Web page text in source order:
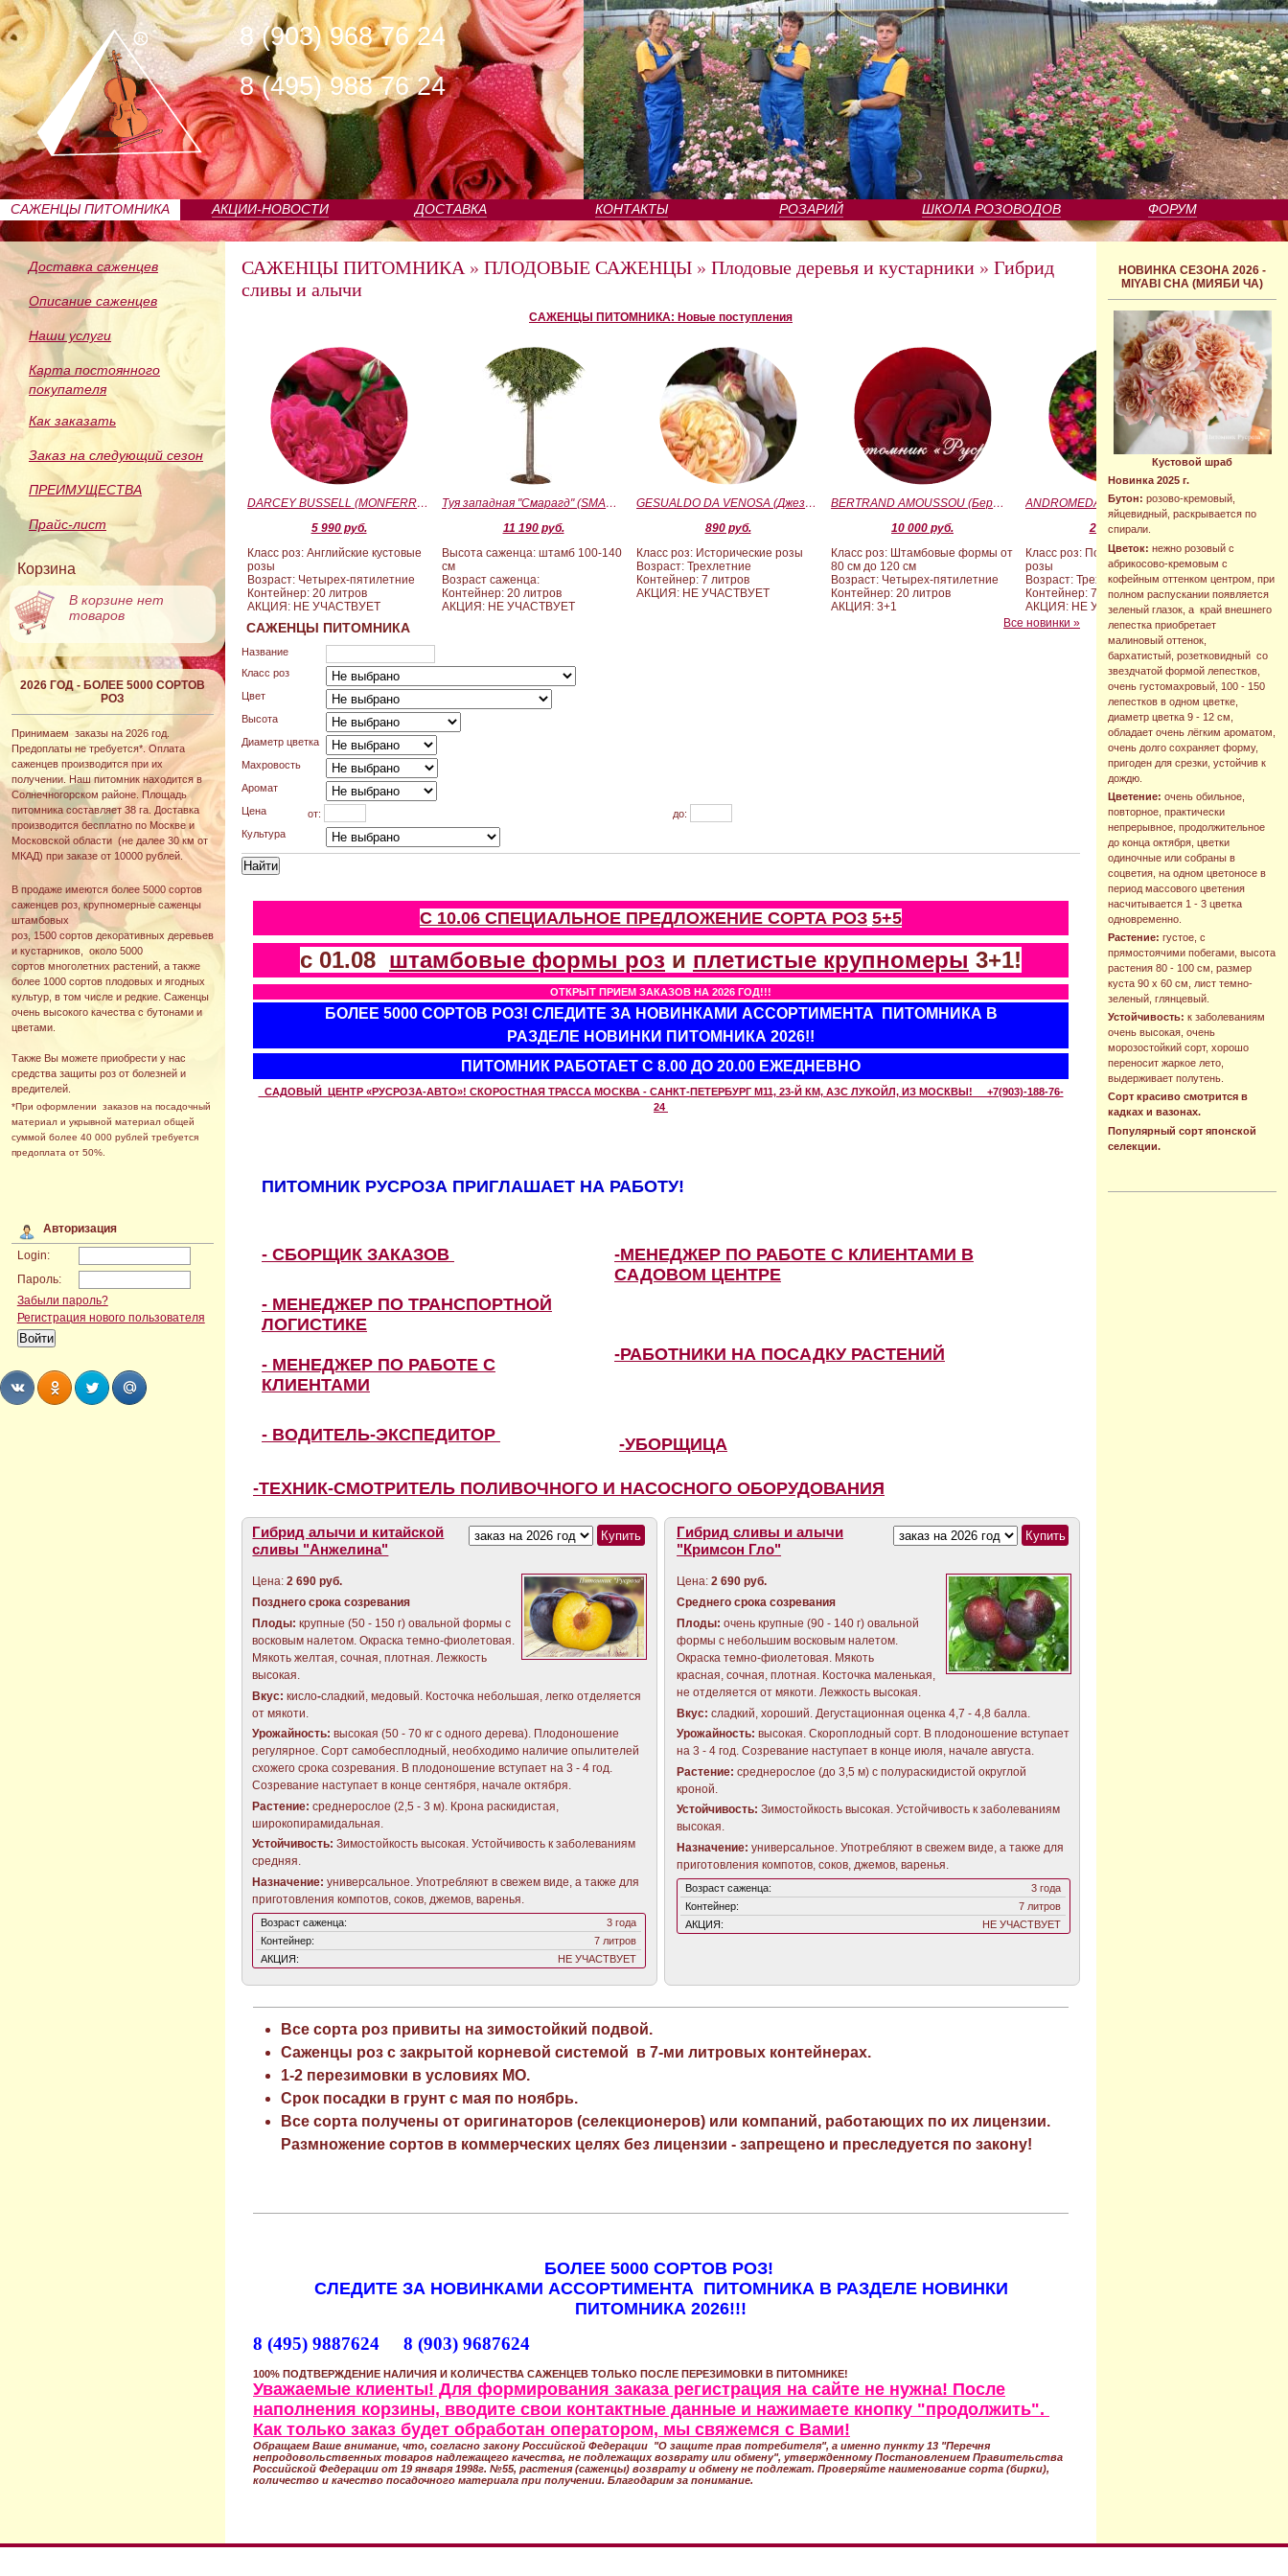
8 (903) 968 76 24
8 (495) 988 76 24
САЖЕНЦЫ ПИТОМНИКА АКЦИИ-НОВОСТИ ДОСТАВКА КОНТАКТЫ РОЗАРИЙ ШКОЛА РОЗОВОДОВ ФОРУМ
Доставка саженцев
Описание саженцев
Наши услуги
Карта постоянного
покупателя
Как заказать
Заказ на следующий сезон
ПРЕИМУЩЕСТВА
Прайс-лист
Корзина
В корзине нет
товаров
2026 ГОД - БОЛЕЕ 5000 СОРТОВ
РОЗ
Принимаем заказы на 2026 год.
Предоплаты не требуется*. Оплата
саженцев производится при их
получении. Наш питомник находится в
Солнечногорском районе. Площадь
питомника составляет 38 га. Доставка
производится бесплатно по Москве и
Московской области (не далее 30 км от
МКАД) при заказе от 10000 рублей.
В продаже имеются более 5000 сортов
саженцев роз, крупномерные саженцы
штамбовых
роз, 1500 сортов декоративных деревьев
и кустарников, около 5000
сортов многолетних растений, а также
более 1000 сортов плодовых и ягодных
культур, в том числе и редкие. Саженцы
очень высокого качества с бутонами и
цветами.
Также Вы можете приобрести у нас
средства защиты роз от болезней и
вредителей.
*При оформлении заказов на посадочный
материал и укрывной материал общей
суммой более 40 000 рублей требуется
предоплата от 50%.
Авторизация
Login:
Пароль:
Забыли пароль?
Регистрация нового пользователя
НОВИНКА СЕЗОНА 2026 -
MIYABI CHA (МИЯБИ ЧА)
Кустовой шраб
Новинка 2025 г.
Бутон: розово-кремовый,
яйцевидный, раскрывается по
спирали.
Цветок: нежно розовый с
абрикосово-кремовым с
кофейным оттенком центром, при
полном распускании появляется
зеленый глазок, а край внешнего
лепестка приобретает
малиновый оттенок,
бархатистый, розетковидный со
звездчатой формой лепестков,
очень густомахровый, 100 - 150
лепестков в одном цветке,
диаметр цветка 9 - 12 см,
обладает очень лёгким ароматом,
очень долго сохраняет форму,
пригоден для срезки, устойчив к
дождю.
Цветение: очень обильное,
повторное, практически
непрерывное, продолжительное
до конца октября, цветки
одиночные или собраны в
соцветия, на одном цветоносе в
период массового цветения
насчитывается 1 - 3 цветка
одновременно.
Растение: густое, с
прямостоячими побегами, высота
растения 80 - 100 см, размер
куста 90 х 60 см, лист темно-
зеленый, глянцевый.
Устойчивость: к заболеваниям
очень высокая, очень
морозостойкий сорт, хорошо
переносит жаркое лето,
выдерживает полутень.
Сорт красиво смотрится в
кадках и вазонах.
Популярный сорт японской
селекции.
САЖЕНЦЫ ПИТОМНИКА » ПЛОДОВЫЕ САЖЕНЦЫ » Плодовые деревья и кустарники » Гибрид
сливы и алычи
САЖЕНЦЫ ПИТОМНИКА: Новые поступления
DARCEY BUSSELL (MONFERRATO) (Дарси Басл)
5 990 руб.
Класс роз: Английские кустовые
розы
Возраст: Четырех-пятилетние
Контейнер: 20 литров
АКЦИЯ: НЕ УЧАСТВУЕТ
Туя западная "Смарагд" (SMARAGD) ШТАМБ 100-140
11 190 руб.
Высота саженца: штамб 100-140
см
Возраст саженца:
Контейнер: 20 литров
АКЦИЯ: НЕ УЧАСТВУЕТ
GESUALDO DA VENOSA (Джезуальдо Ди Веноза)
890 руб.
Класс роз: Исторические розы
Возраст: Трехлетние
Контейнер: 7 литров
АКЦИЯ: НЕ УЧАСТВУЕТ
BERTRAND AMOUSSOU (Бертран Амуссу)
10 000 руб.
Класс роз: Штамбовые формы от
80 см до 120 см
Возраст: Четырех-пятилетние
Контейнер: 20 литров
АКЦИЯ: 3+1
ANDROMEDA (BARAND) (Андромеда)
2 090 руб.
Класс роз: Почвопокровные
розы
Возраст: Трехлетние
Контейнер: 7 литров
АКЦИЯ: НЕ УЧАСТВУЕТ
Все новинки »
САЖЕНЦЫ ПИТОМНИКА
Название
Класс роз
Цвет
Высота
Диаметр цветка
Махровость
Аромат
Цена
от:
до:
Культура
С 10.06 СПЕЦИАЛЬНОЕ ПРЕДЛОЖЕНИЕ СОРТА РОЗ 5+5
с 01.08 штамбовые формы роз и плетистые крупномеры 3+1!
ОТКРЫТ ПРИЕМ ЗАКАЗОВ НА 2026 ГОД!!!
БОЛЕЕ 5000 СОРТОВ РОЗ! СЛЕДИТЕ ЗА НОВИНКАМИ АССОРТИМЕНТА ПИТОМНИКА В
РАЗДЕЛЕ НОВИНКИ ПИТОМНИКА 2026!!
ПИТОМНИК РАБОТАЕТ С 8.00 ДО 20.00 ЕЖЕДНЕВНО
САДОВЫЙ ЦЕНТР «РУСРОЗА-АВТО»! СКОРОСТНАЯ ТРАССА МОСКВА - САНКТ-ПЕТЕРБУРГ М11, 23-Й КМ, АЗС ЛУКОЙЛ, ИЗ МОСКВЫ! +7(903)-188-76-
24
ПИТОМНИК РУСРОЗА ПРИГЛАШАЕТ НА РАБОТУ!
- СБОРЩИК ЗАКАЗОВ
-МЕНЕДЖЕР ПО РАБОТЕ С КЛИЕНТАМИ В
САДОВОМ ЦЕНТРЕ
- МЕНЕДЖЕР ПО ТРАНСПОРТНОЙ
ЛОГИСТИКЕ
- МЕНЕДЖЕР ПО РАБОТЕ С
КЛИЕНТАМИ
-РАБОТНИКИ НА ПОСАДКУ РАСТЕНИЙ
- ВОДИТЕЛЬ-ЭКСПЕДИТОР -УБОРЩИЦА
-ТЕХНИК-СМОТРИТЕЛЬ ПОЛИВОЧНОГО И НАСОСНОГО ОБОРУДОВАНИЯ
Гибрид алычи и китайской
сливы "Анжелина"
Цена:2 690 руб.
Позднего срока созревания
Плоды:крупные (50 - 150 г) овальной формы с
восковым налетом. Окраска темно-фиолетовая.
Мякоть желтая, сочная, плотная. Лежкость
высокая.
Вкус:кисло-сладкий, медовый. Косточка небольшая, легко отделяется
от мякоти.
Урожайность: высокая (50 - 70 кг с одного дерева). Плодоношение
регулярное. Сорт самобесплодный, необходимо наличие опылителей
схожего срока созревания. В плодоношение вступает на 3 - 4 год.
Созревание наступает в конце сентября, начале октября.
Растение:среднерослое (2,5 - 3 м). Крона раскидистая,
широкопирамидальная.
Устойчивость:Зимостойкость высокая. Устойчивость к заболеваниям
средняя.
Назначение:универсальное. Употребляют в свежем виде, а также для
приготовления компотов, соков, джемов, варенья.
Возраст саженца:
3 года
Контейнер:
7 литров
АКЦИЯ:
НЕ УЧАСТВУЕТ
Гибрид сливы и алычи
"Кримсон Гло"
Цена:2 690 руб.
Среднего срока созревания
Плоды:очень крупные (90 - 140 г) овальной
формы с небольшим восковым налетом.
Окраска темно-фиолетовая. Мякоть
красная, сочная, плотная. Косточка маленькая,
не отделяется от мякоти. Лежкость высокая.
Вкус:сладкий, хороший. Дегустационная оценка 4,7 - 4,8 балла.
Урожайность: высокая. Скороплодный сорт. В плодоношение вступает
на 3 - 4 год. Созревание наступает в конце июля, начале августа.
Растение:среднерослое (до 3,5 м) с полураскидистой округлой
кроной.
Устойчивость:Зимостойкость высокая. Устойчивость к заболеваниям
высокая.
Назначение:универсальное. Употребляют в свежем виде, а также для
приготовления компотов, соков, джемов, варенья.
Возраст саженца:
3 года
Контейнер:
7 литров
АКЦИЯ:
НЕ УЧАСТВУЕТ
Все сорта роз привиты на зимостойкий подвой.
Саженцы роз с закрытой корневой системой в 7-ми литровых контейнерах.
1-2 перезимовки в условиях МО.
Срок посадки в грунт с мая по ноябрь.
Все сорта получены от оригинаторов (селекционеров) или компаний, работающих по их лицензии.
Размножение сортов в коммерческих целях без лицензии - запрещено и преследуется по закону!
БОЛЕЕ 5000 СОРТОВ РОЗ!
СЛЕДИТЕ ЗА НОВИНКАМИ АССОРТИМЕНТА ПИТОМНИКА В РАЗДЕЛЕ НОВИНКИ
ПИТОМНИКА 2026!!!
8 (495) 9887624 8 (903) 9687624
100% ПОДТВЕРЖДЕНИЕ НАЛИЧИЯ И КОЛИЧЕСТВА САЖЕНЦЕВ ТОЛЬКО ПОСЛЕ ПЕРЕЗИМОВКИ В ПИТОМНИКЕ!
Уважаемые клиенты! Для формирования заказа регистрация на сайте не нужна! После
наполнения корзины, вводите свои контактные данные и нажимаете кнопку "продолжить".
Как только заказ будет обработан оператором, мы свяжемся с Вами!
Обращаем Ваше внимание, что, согласно закону Российской Федерации "О защите прав потребителя", а именно пункту 13 "Перечня
непродовольственных товаров надлежащего качества, не подлежащих возврату или обмену", утвержденному Постановлением Правительства
Российской Федерации от 19 января 1998г. №55, растения (саженцы) возврату и обмену не подлежат. Проверяйте наименование сорта (бирки),
количество и качество посадочного материала при получении. Благодарим за понимание.